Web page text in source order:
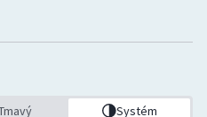
Systém